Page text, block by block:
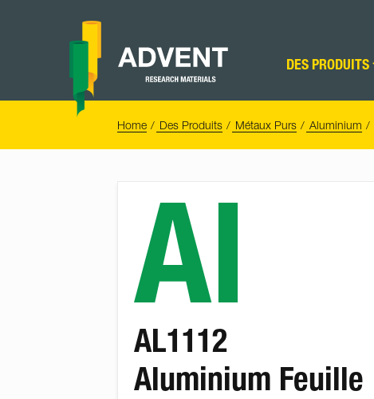
DES PRODUITS
Home Des Produits Métaux Purs Aluminium
Al
AL1112
Aluminium Feuille